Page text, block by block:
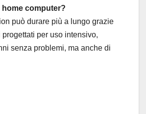
computer?
può durare più a lungo grazie
per uso intensivo,
senza problemi, ma anche di